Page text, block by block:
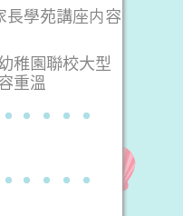
長學苑講座内容
稚園聯校大型
重溫